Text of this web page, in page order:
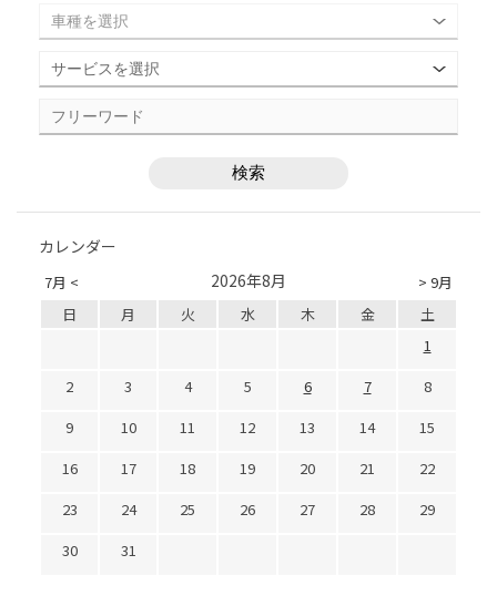
カレンダー
7月 < > 9月
2026年8月
日 月 火 水 木 金
土
1
2
3 4 5 6 7
8
9
10 11 12 13 14
15
16
17 18 19 20 21
22
23
24 25 26 27 28
29
30
31